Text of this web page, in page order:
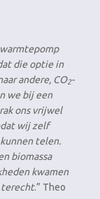
die optie in
andere, CO2-
we bij een
ons vrijwel
wij zelf
telen.
biomassa
kwamen
terecht.” Theo